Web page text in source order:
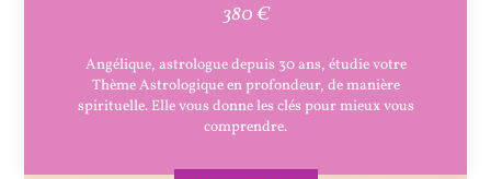
380 €
Angélique, astrologue depuis 30 ans, étudie votre
Thème Astrologique en profondeur, de manière
spirituelle. Elle vous donne les clés pour mieux vous
comprendre.